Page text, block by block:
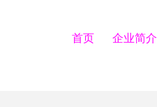
首页 企业简介